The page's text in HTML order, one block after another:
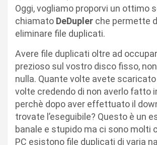
Oggi, vogliamo proporvi un ottimo
chiamato DeDupler che permette
eliminare file duplicati.
Avere file duplicati oltre ad
prezioso sul vostro disco fisso,
nulla. Quante volte avete
volte credendo di non averlo fatto
perchè dopo aver effettuato il
trovate l’eseguibile? Questo è un
banale e stupido ma ci sono molti
PC esistono file duplicati di varia